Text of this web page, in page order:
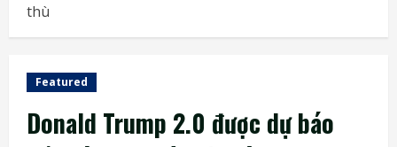
thù
Featured
Donald Trump 2.0 được dự báo